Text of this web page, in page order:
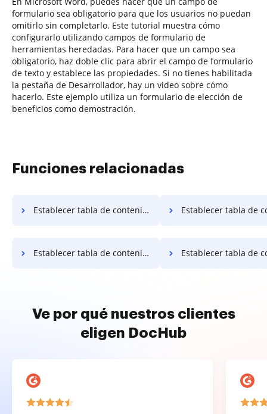
formulario sea obligatorio para que los usuarios no puedan
omitirlo sin completarlo. Este tutorial muestra cómo
configurarlo utilizando campos de formulario de
herramientas heredadas. Para hacer que un campo sea
obligatorio, haz doble clic para abrir el campo de formulario
de texto y establece las propiedades. Si no tienes habilitada
la pestaña de Desarrollador, hay un video sobre cómo
hacerlo. Este ejemplo utiliza un formulario de elección de
beneficios como demostración.
Funciones relacionadas
Establecer tabla de contenido contrato Establecer tabla de
Establecer tabla de contenido carta Establecer tabla de contenido
Ve por qué nuestros clientes
eligen DocHub